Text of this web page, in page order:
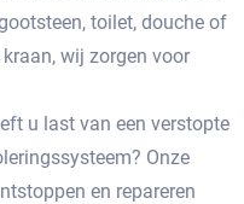
toilet, douche of
wij zorgen voor
u last van een verstopte
Onze
en repareren